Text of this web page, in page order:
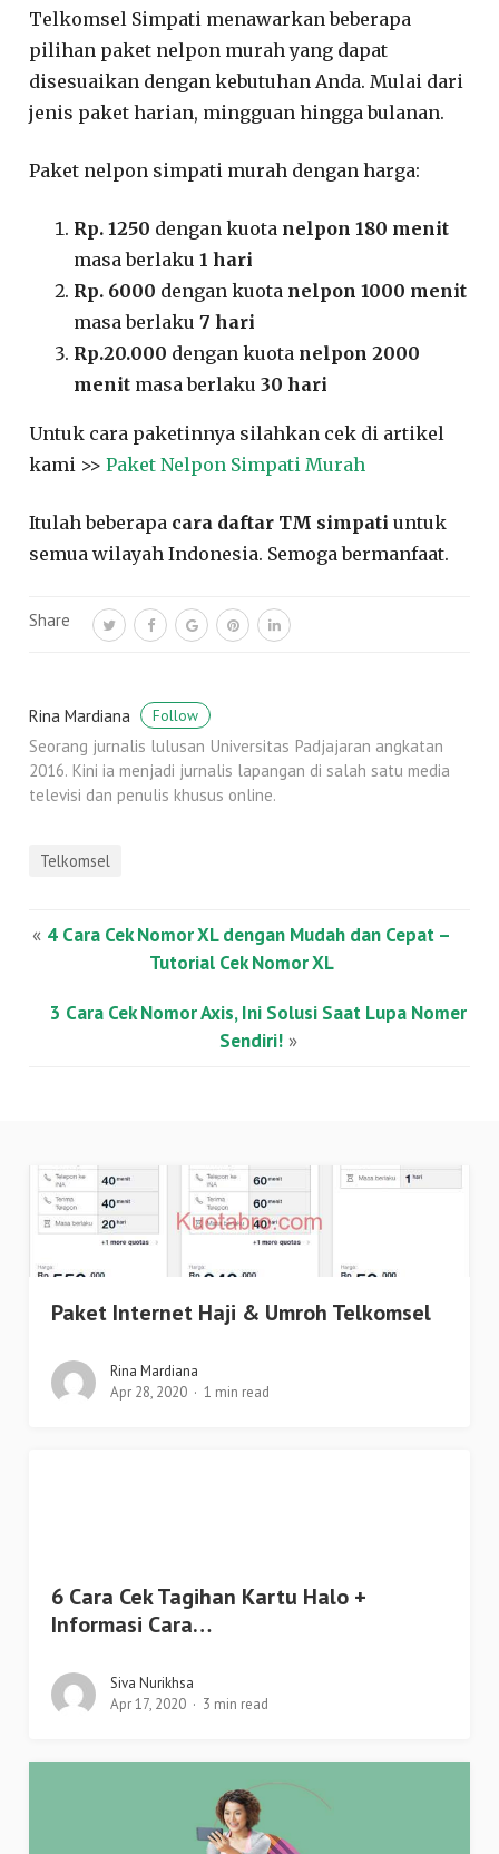
Telkomsel Simpati menawarkan beberapa
pilihan paket nelpon murah yang dapat
disesuaikan dengan kebutuhan Anda. Mulai dari
jenis paket harian, mingguan hingga bulanan.
Paket nelpon simpati murah dengan harga:
Rp. 1250 dengan kuota nelpon 180 menit
masa berlaku1 hari
Rp. 6000 dengan kuota nelpon 1000 menit
masa berlaku7 hari
Rp.20.000 dengan kuota nelpon 2000
menit masa berlaku30 hari
Untuk cara paketinnya silahkan cek di artikel
kami >>Paket Nelpon Simpati Murah
Itulah beberapa cara daftar TM simpati untuk
semua wilayah Indonesia. Semoga bermanfaat.
Share
Rina Mardiana Follow
Seorang jurnalis lulusan Universitas Padjajaran angkatan
2016. Kini ia menjadi jurnalis lapangan di salah satu media
televisi dan penulis khusus online.
Telkomsel
« 4 Cara Cek Nomor XL dengan Mudah dan Cepat –
Tutorial Cek Nomor XL
3 Cara Cek Nomor Axis, Ini Solusi Saat Lupa Nomer
Sendiri!»
Paket Internet Haji & Umroh Telkomsel
Rina Mardiana
Apr 28, 2020
1 min read
6 Cara Cek Tagihan Kartu Halo +
Informasi Cara…
Siva Nurikhsa
Apr 17, 2020
3 min read